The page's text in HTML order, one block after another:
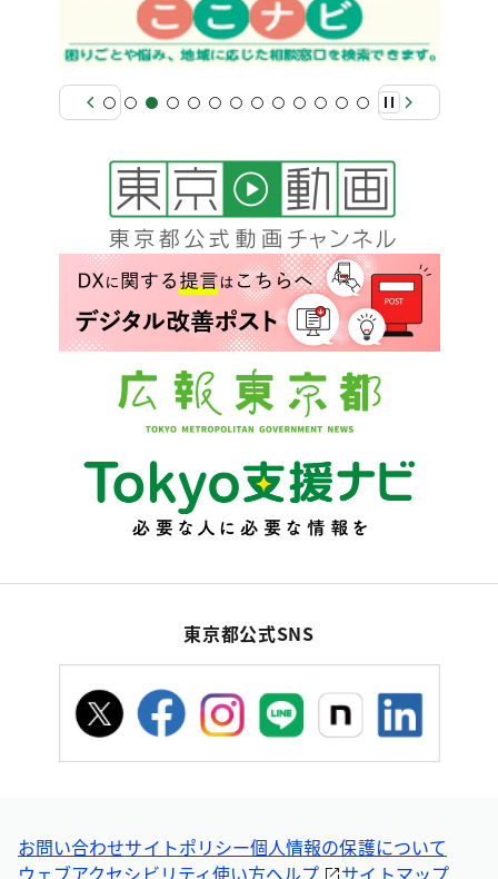
東京都公式SNS
お問い合わせサイトポリシー個人情報の保護について
ウェブアクセシビリティ使い方ヘルプ サイトマップ